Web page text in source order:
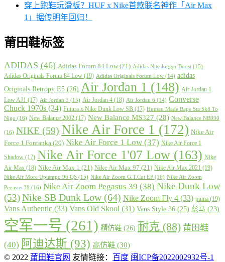
穿上跑鞋玩滑板？HUF x Nike首款联名神作「Air Max
1」据传明年回归！
莆田鞋标签
ADIDAS (46) Adidas Forum 84 Low (21) Adidas Nite Jogger Boost (15)
Adidas Originals Forum 84 Low (19) Adidas Originals Forum Low (14) adidas
Originals Retropy E5 (26) Air Jordan 1 (148) Air Jordan 1
Low AJ1 (17) Air Jordan 3 (15) Air Jordan 4 (18) Air Jordan 6 (14) Converse
Chuck 1970s (34) Futura x Nike Dunk Low SB (17) Human Made Bape Sta Sk8 To
Nigo (16) New Balance 2002 (17) New Balance MS327 (28) New Balance NB990
(16) NIKE (59) Nike Air Force 1 (172) Nike Air
Force 1 Fontanka (20) Nike Air Force 1 Low (37) Nike Air Force 1
Shadow (17) Nike Air Force 1'07 Low (163) Nike
Air Max (18) Nike Air Max 1 (21) Nike Air Max 97 (21) Nike Air Max 2021 (19)
Nike Air More Uptempo 96 QS (15) Nike Air Zoom G.T.Cut EP (16) Nike Air Zoom
Pegasus 38 (16) Nike Air Zoom Pegasus 39 (38) Nike Dunk Low
(53)Nike SB Dunk Low(64) Nike Zoom Fly 4 (33) puma (19)
Vans Authentic (33) Vans Old Skool (31) Vans Style 36 (25) 彪马 (23)
空军一号 (261) 精仿鞋 (26) 耐克 (88) 莆田鞋
(40) 阿迪达斯 (93) 高仿鞋 (30)
© 2022 莆田鞋官网 友情链接： 百度 闽ICP备2022002932号-1